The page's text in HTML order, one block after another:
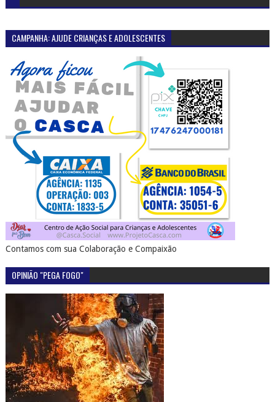
CAMPANHA: AJUDE CRIANÇAS E ADOLESCENTES
Contamos com sua Colaboração e Compaixão
OPINIÃO "PEGA FOGO"